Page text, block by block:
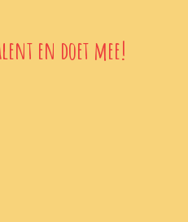
en doet mee!